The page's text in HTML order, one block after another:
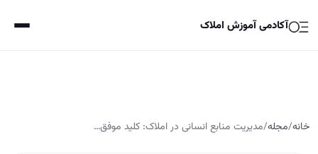
آکادمی آموزش املاک
خانه/مجله/مدیریت منابع انسانی در املاک: کلید موفق…